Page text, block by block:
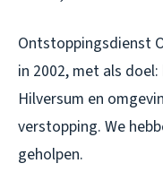
Ontstoppingsdienst
in 2002, met als
Hilversum en
verstopping. We
geholpen.